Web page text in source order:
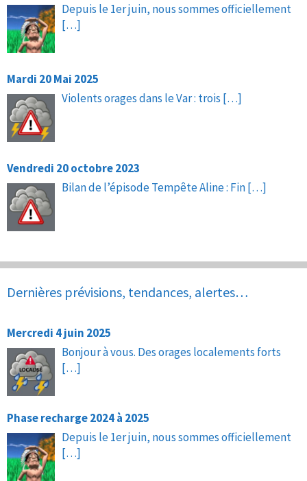
Depuis le 1er juin, nous sommes officiellement
[…]
Mardi 20 Mai 2025
Violents orages dans le Var : trois […]
Vendredi 20 octobre 2023
Bilan de l’épisode Tempête Aline : Fin[…]
Dernières prévisions, tendances, alertes…
Mercredi 4 juin 2025
Bonjour à vous. Des orages localements forts
[…]
Phase recharge 2024 à 2025
Depuis le 1er juin, nous sommes officiellement
[…]